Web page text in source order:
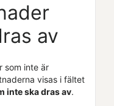
av
som inte är
visas i fältet
inte ska dras av.